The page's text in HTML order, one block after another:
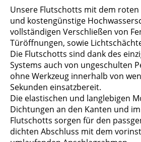
Unsere Flutschotts mit dem
und kostengünstige
vollständigen Verschließen von
Türöffnungen, sowie
Die Flutschotts sind dank des
Systems auch von ungeschulten
ohne Werkzeug innerhalb von
Sekunden einsatzbereit.
Die elastischen und langlebigen
Dichtungen an den Kanten und
Flutschotts sorgen für den
dichten Abschluss mit dem